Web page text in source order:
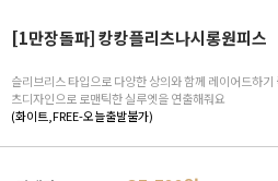
[1만장돌파] 캉캉플리츠나시롱원피스
슬리브리스 타입으로 다양한 상의와 함께 레이어드하
츠디자인으로 로맨틱한 실루엣을 연출해줘요
(화이트,FREE-오늘출발불가)